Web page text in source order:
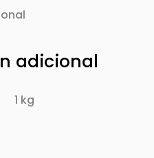
adicional
1 kg